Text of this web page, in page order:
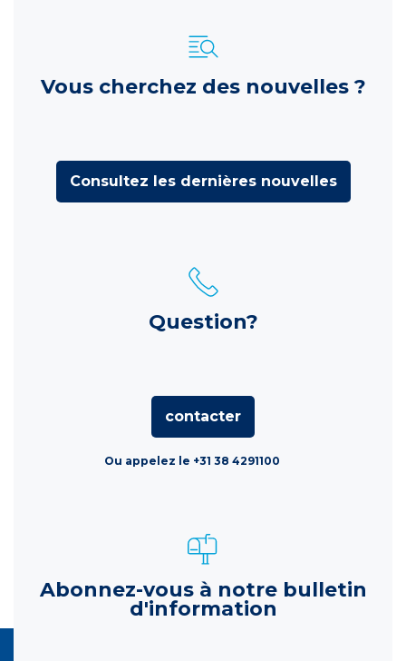
Vous cherchez des nouvelles ?
Consultez les dernières nouvelles
Question?
contacter
Ou appelez le +31 38 4291100
Abonnez-vous à notre bulletin
d'information